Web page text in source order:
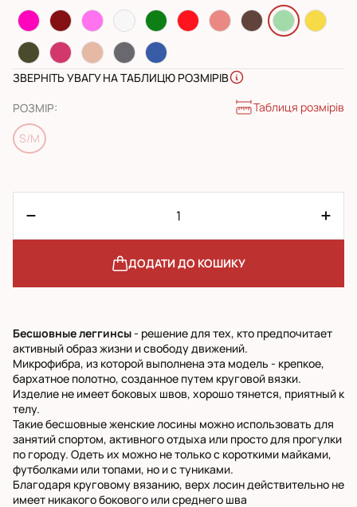
ЗВЕРНІТЬ УВАГУ НА ТАБЛИЦЮ РОЗМІРІВ
РОЗМІР: Таблиця розмірів
S/M
ДОДАТИ ДО КОШИКУ
Бесшовные леггинсы- решение для тех, кто предпочитает
активный образ жизни и свободу движений.
Микрофибра, из которой выполнена эта модель - крепкое,
бархатное полотно, созданное путем круговой вязки.
Изделие не имеет боковых швов, хорошо тянется, приятный к
телу.
Такие бесшовные женские лосины можно использовать для
занятий спортом, активного отдыха или просто для прогулки
по городу. Одеть их можно не только с короткими майками,
футболками или топами, но и с туниками.
Благодаря круговому вязанию, верх лосин действительно не
имеет никакого бокового или среднего шва